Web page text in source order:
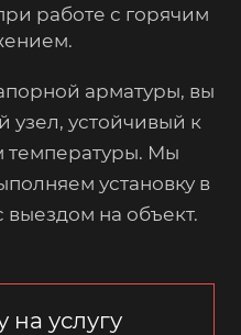
работе с горячим
арматуры, вы
узел, устойчивый к
температуры. Мы
установку в
выездом на объект.
услугу